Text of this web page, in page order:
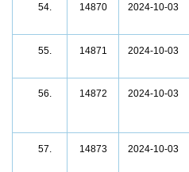
54. 14870 2024-10-03
55. 14871 2024-10-03
56. 14872 2024-10-03
57. 14873 2024-10-03